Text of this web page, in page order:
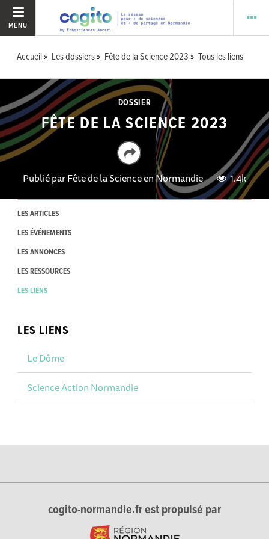
MENU
Accueil Les dossiers Fête de la Science 2023 Tous les liens
DOSSIER
FÊTE DE LA SCIENCE 2023
Publié parFête de la Science en Normandie 1.4k
LES ARTICLES
LES ÉVÉNEMENTS
LES ANNONCES
LES RESSOURCES
LES LIENS
LES LIENS
Le Dôme
Science Action Normandie
cogito-normandie.fr est propulsé par